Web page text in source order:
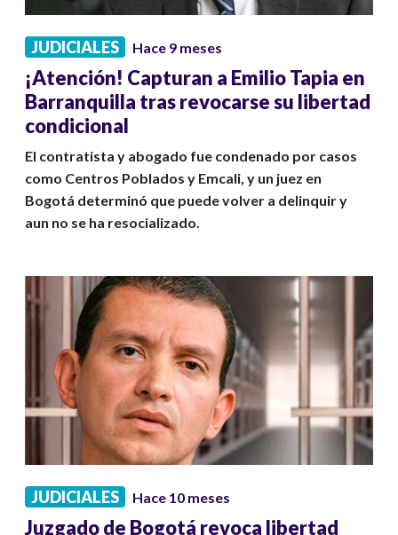
JUDICIALES Hace 9 meses
¡Atención! Capturan a Emilio Tapia en
Barranquilla tras revocarse su libertad
condicional
El contratista y abogado fue condenado por casos
como Centros Poblados y Emcali, y un juez en
Bogotá determinó que puede volver a delinquir y
aun no se ha resocializado.
JUDICIALES Hace 10 meses
Juzgado de Bogotá revoca libertad